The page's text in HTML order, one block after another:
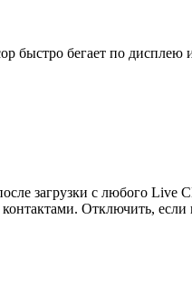
быстро бегает по
загрузки с любого Live
Отключить,